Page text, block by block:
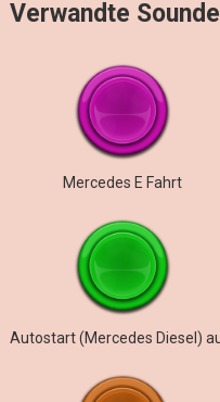
Verwandte
Mercedes E Fahrt